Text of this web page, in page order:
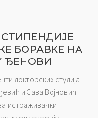
БОРАВКЕ НА
ЂЕНОВИ
докторских студија
и Сава Војновић
истраживачки